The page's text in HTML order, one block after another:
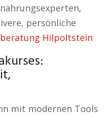
persönliche
Hilpoltstein
mit modernen Tools